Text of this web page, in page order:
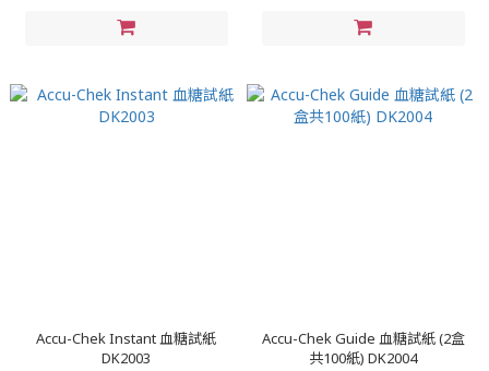
Accu-Chek Instant 血糖試紙
DK2003
Accu-Chek Guide 血糖試紙 (2盒
共100紙) DK2004